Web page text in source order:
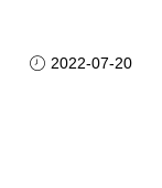
2022-07-20